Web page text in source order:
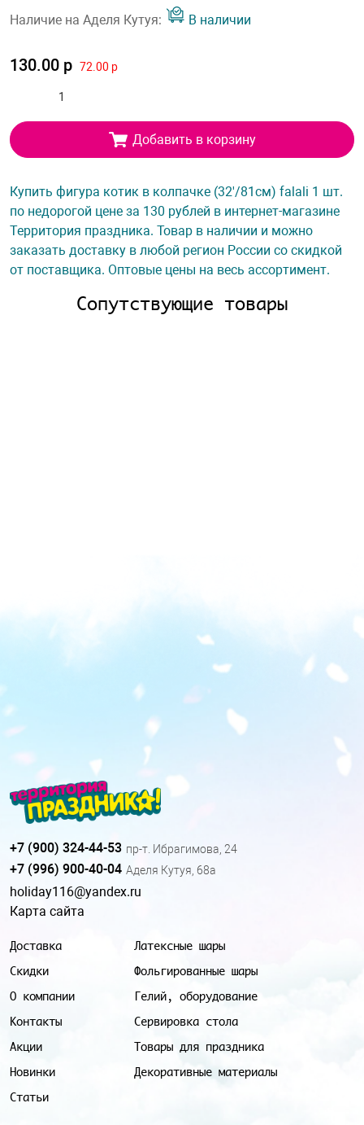
Наличие на Аделя Кутуя:
В наличии
130.00 р 72.00 р
Добавить в корзину
Купить фигура котик в колпачке (32'/81см) falali 1 шт.
по недорогой цене за 130 рублей в интернет-магазине
Территория праздника. Товар в наличии и можно
заказать доставку в любой регион России со скидкой
от поставщика. Оптовые цены на весь ассортимент.
Сопутствующие товары
Доставка
Скидки
О компании
Контакты
Акции
Новинки
Статьи
Латексные шары
Фольгированные шары
Гелий, оборудование
Сервировка стола
Товары для праздника
Декоративные материалы
+7 (900) 324-44-53 пр-т. Ибрагимова, 24
+7 (996) 900-40-04 Аделя Кутуя, 68а
holiday116@yandex.ru
Карта сайта